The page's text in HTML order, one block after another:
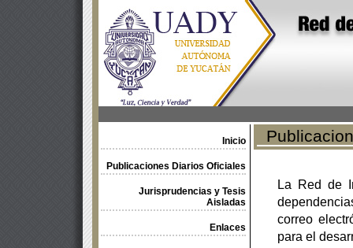
Inicio
Publicaciones Diarios Oficiales
Jurisprudencias y Tesis
Aisladas
Enlaces
La Red de
correo
para el